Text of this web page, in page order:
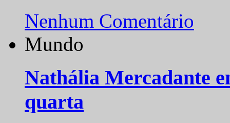
Nenhum Comentário
Mundo
Nathália Mercadante
quarta